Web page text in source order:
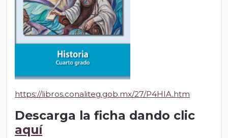
https://libros.conaliteg.gob.mx/27/P4HIA.htm
Descarga la ficha dando clic
aquí